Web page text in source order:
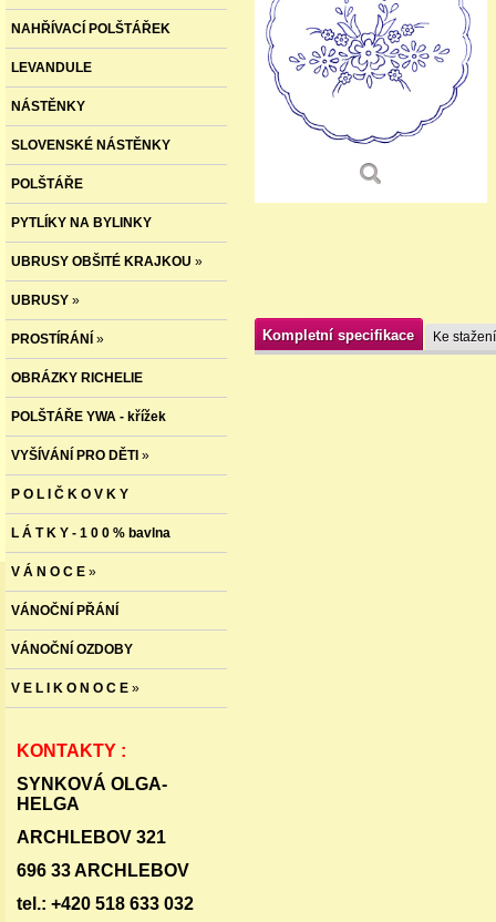
NAHŘÍVACÍ POLŠTÁŘEK
LEVANDULE
NÁSTĚNKY
SLOVENSKÉ NÁSTĚNKY
POLŠTÁŘE
PYTLÍKY NA BYLINKY
UBRUSY OBŠITÉ KRAJKOU »
UBRUSY »
PROSTÍRÁNÍ »
OBRÁZKY RICHELIE
POLŠTÁŘE YWA - křížek
VYŠÍVÁNÍ PRO DĚTI »
P O L I Č K O V K Y
L Á T K Y - 1 0 0 % bavlna
V Á N O C E »
VÁNOČNÍ PŘÁNÍ
VÁNOČNÍ OZDOBY
V E L I K O N O C E »
KONTAKTY :
SYNKOVÁ OLGA-
HELGA
ARCHLEBOV 321
696 33 ARCHLEBOV
tel.: +420 518 633 032
Kompletní specifikace Ke stažení